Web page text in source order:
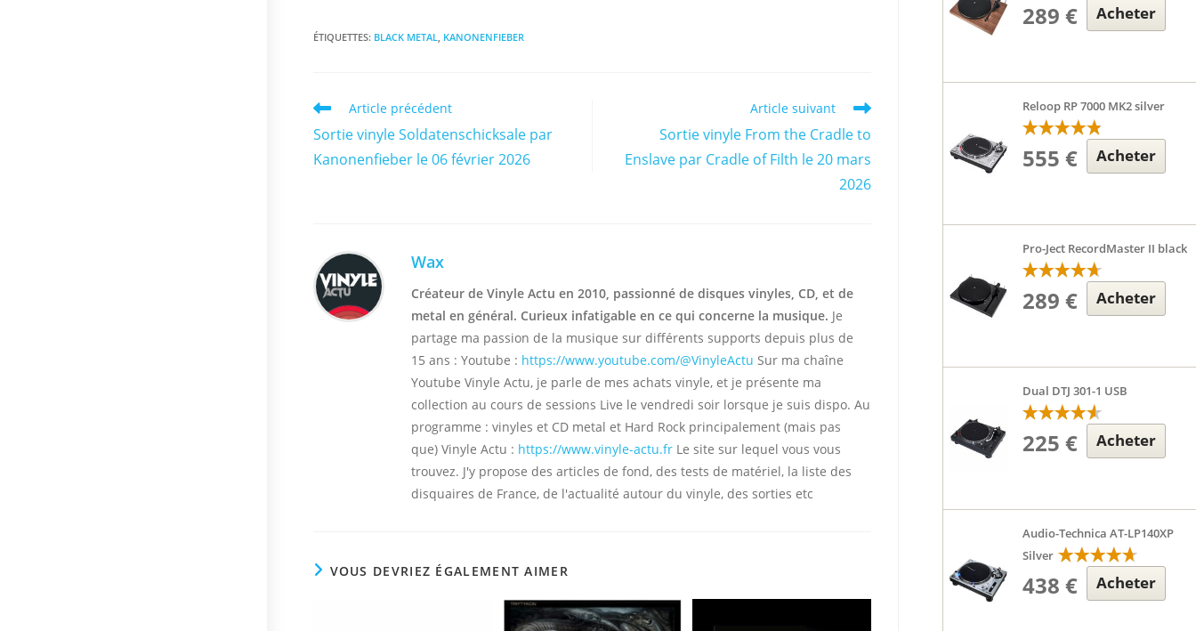
ÉTIQUETTES: BLACK METAL KANONENFIEBER
Read
articles
Article précédent
Sortie vinyle Soldatenschicksale par
Kanonenfieber le 06 février 2026
Article suivant
Sortie vinyle From the Cradle to
Enslave par Cradle of Filth le 20 mars
2026
Wax
Créateur de Vinyle Actu en 2010, passionné de disques vinyles, CD, et de
metal en général. Curieux infatigable en ce qui concerne la musique. Je
partage ma passion de la musique sur différents supports depuis plus de
15 ans : Youtube : https://www.youtube.com/@VinyleActu Sur ma chaîne
Youtube Vinyle Actu, je parle de mes achats vinyle, et je présente ma
collection au cours de sessions Live le vendredi soir lorsque je suis dispo. Au
programme : vinyles et CD metal et Hard Rock principalement (mais pas
que) Vinyle Actu : https://www.vinyle-actu.fr Le site sur lequel vous vous
trouvez. J'y propose des articles de fond, des tests de matériel, la liste des
disquaires de France, de l'actualité autour du vinyle, des sorties etc
VOUS DEVRIEZ ÉGALEMENT AIMER
289 € Acheter
Reloop RP 7000 MK2 silver
555 € Acheter
Pro-Ject RecordMaster II black
289 € Acheter
Dual DTJ 301-1 USB
225 € Acheter
Audio-Technica AT-LP140XP
Silver
438 € Acheter